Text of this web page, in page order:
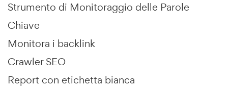
Strumento di Monitoraggio delle Parole
Chiave
Monitora i backlink
Crawler SEO
Report con etichetta bianca